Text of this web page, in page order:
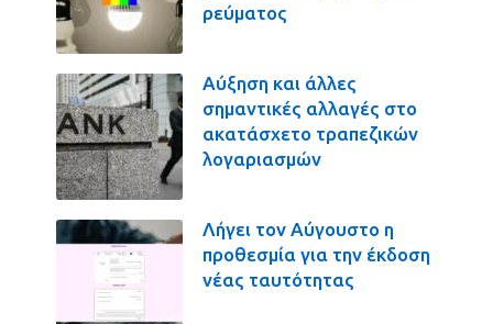
ρεύματος
Αύξηση και άλλες
σημαντικές αλλαγές στο
ακατάσχετο τραπεζικών
λογαριασμών
Λήγει τον Αύγουστο η
προθεσμία για την έκδοση
νέας ταυτότητας